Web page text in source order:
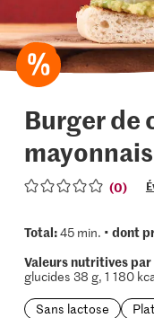
Burger de
(0)
Total:45 min. • dont
Valeurs nutritives
glucides 38 g, 1 180
Sans lactose